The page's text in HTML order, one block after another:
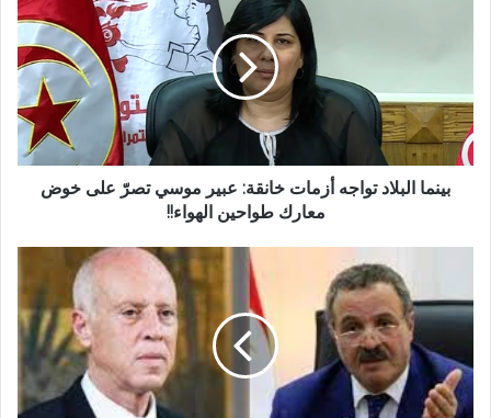
بينما البلاد تواجه أزمات خانقة: عبير موسي تصرّ على خوض
معارك طواحين الهواء!!